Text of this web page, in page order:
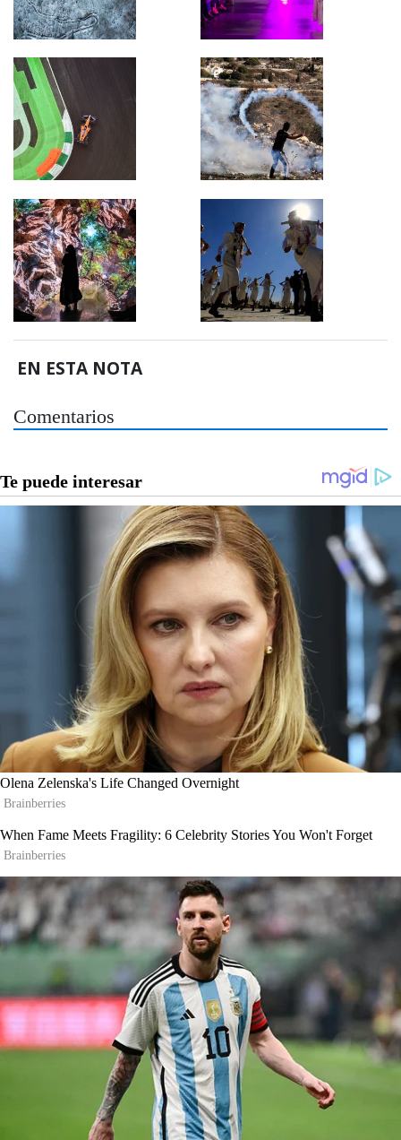
EN ESTA NOTA
Comentarios